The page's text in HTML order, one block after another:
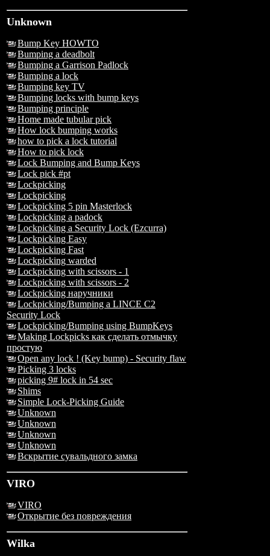
Unknown
Bump Key HOWTO
Bumping a deadbolt
Bumping a Garrison Padlock
Bumping a lock
Bumping key TV
Bumping locks with bump keys
Bumping principle
Home made tubular pick
How lock bumping works
how to pick a lock tutorial
How to pick lock
Lock Bumping and Bump Keys
Lock pick #pt
Lockpicking
Lockpicking
Lockpicking 5 pin Masterlock
Lockpicking a padock
Lockpicking a Security Lock (Ezcurra)
Lockpicking Easy
Lockpicking Fast
Lockpicking warded
Lockpicking with scissors - 1
Lockpicking with scissors - 2
Lockpicking наручники
Lockpicking/Bumping a LINCE C2
Security Lock
Lockpicking/Bumping using BumpKeys
Making Lockpicks как сделать отмычку
простую
Open any lock ! (Key bump) - Security flaw
Picking 3 locks
picking 9# lock in 54 sec
Shims
Simple Lock-Picking Guide
Unknown
Unknown
Unknown
Unknown
Вскрытие сувальдного замка
VIRO
VIRO
Открытие без повреждения
Wilka